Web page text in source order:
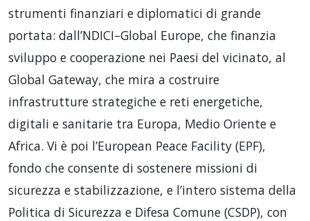
strumenti finanziari e diplomatici di grande
portata: dall’NDICI–Global Europe, che finanzia
sviluppo e cooperazione nei Paesi del vicinato, al
Global Gateway, che mira a costruire
infrastrutture strategiche e reti energetiche,
digitali e sanitarie tra Europa, Medio Oriente e
Africa. Vi è poi l’European Peace Facility (EPF),
fondo che consente di sostenere missioni di
sicurezza e stabilizzazione, e l’intero sistema della
Politica di Sicurezza e Difesa Comune (CSDP), con